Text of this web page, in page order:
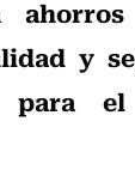
y
para